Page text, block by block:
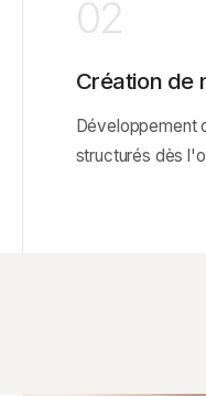
02
Création de
Développement
structurés dès